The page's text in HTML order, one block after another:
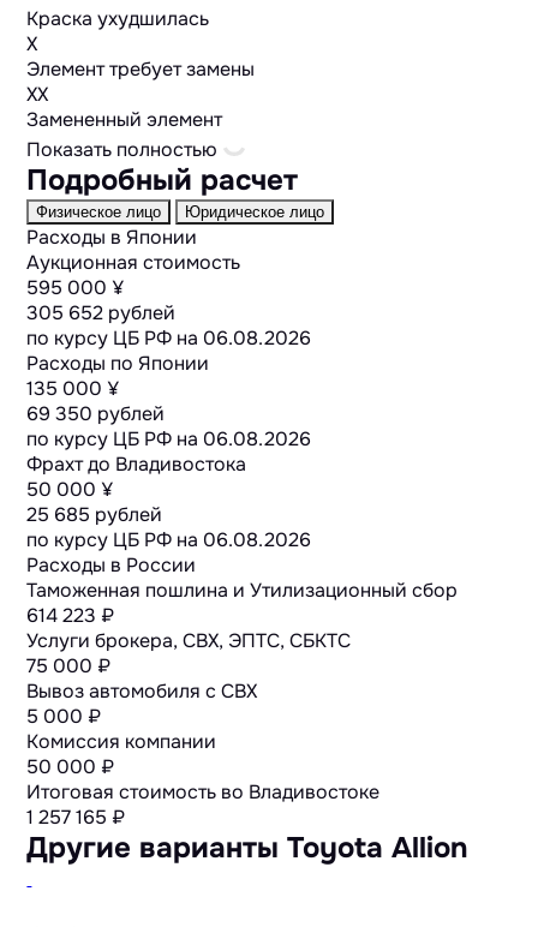
Краска ухудшилась
X
Элемент требует замены
XX
Замененный элемент
Показать полностью
Подробный расчет
Физическое лицо Юридическое лицо
Расходы в Японии
Аукционная стоимость
595 000 ¥
305 652 рублей
по курсу ЦБ РФ на 06.08.2026
Расходы по Японии
135 000 ¥
69 350 рублей
по курсу ЦБ РФ на 06.08.2026
Фрахт до Владивостока
50 000 ¥
25 685 рублей
по курсу ЦБ РФ на 06.08.2026
Расходы в России
Таможенная пошлина и Утилизационный сбор
614 223 ₽
Услуги брокера, СВХ, ЭПТС, СБКТС
75 000 ₽
Вывоз автомобиля с СВХ
5 000 ₽
Комиссия компании
50 000 ₽
Итоговая стоимость во Владивостоке
1 257 165 ₽
Другие варианты Toyota Allion